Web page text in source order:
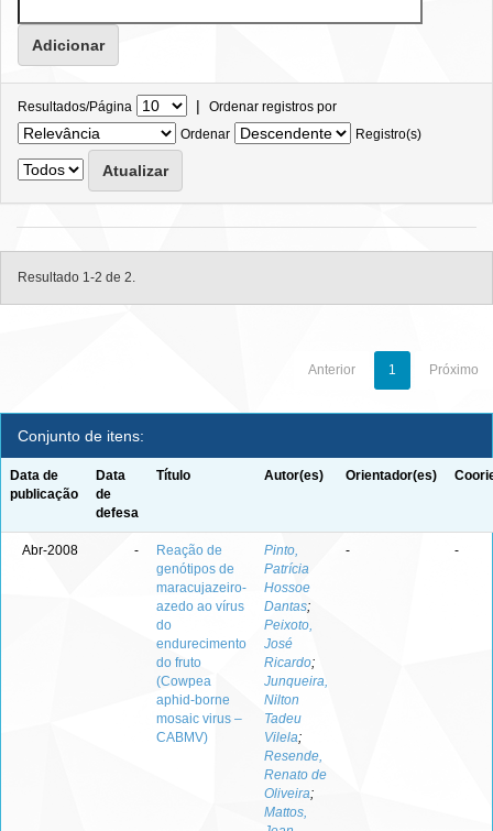
Resultados/Página | Ordenar registros por
Ordenar
Registro(s)
Resultado 1-2 de 2.
Anterior 1 Próximo
Conjunto de itens:
Data de
publicação
Data
de
defesa
Título Autor(es) Orientador(es)
Abr-2008 -
Reação de
genótipos de
maracujazeiro-
azedo ao vírus
do
endurecimento
do fruto
(Cowpea
aphid-borne
mosaic virus –
CABMV)
Pinto,
Patrícia
Hossoe
Dantas;
Peixoto,
José
Ricardo;
Junqueira,
Nilton
Tadeu
Vilela;
Resende,
Renato de
Oliveira;
Mattos,
- -